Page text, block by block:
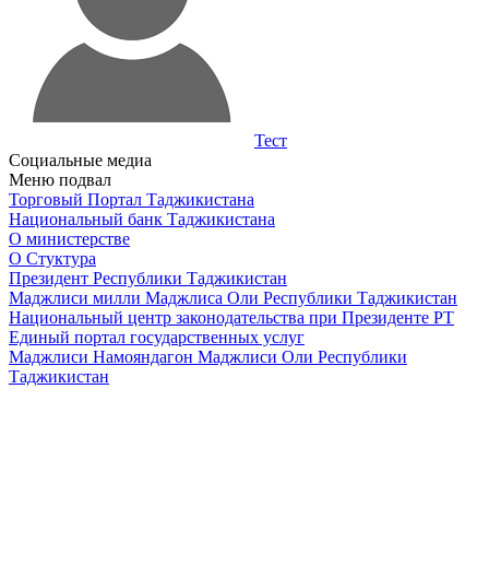
Тест
Социальные медиа
Меню подвал
Торговый Портал Таджикистана
Национальный банк Таджикистана
О министерстве
О Стуктура
Президент Республики Таджикистан
Маджлиси милли Маджлиса Оли Республики Таджикистан
Национальный центр законодательства при Президенте РТ
Единый портал государственных услуг
Маджлиси Намояндагон Маджлиси Оли Республики
Таджикистан